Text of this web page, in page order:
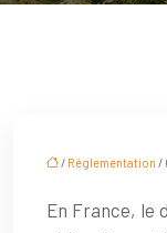
/ Réglementation /
En France, le